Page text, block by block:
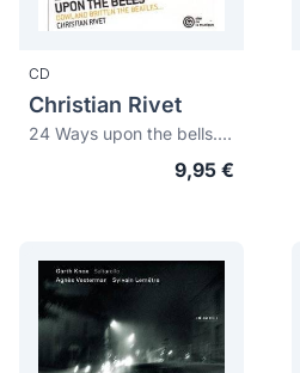
CD
Christian Rivet
24 Ways upon the bells. Dowland Britten The Beatles...
9,95 €